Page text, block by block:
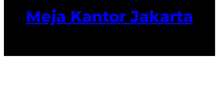
Meja Kantor Jakarta